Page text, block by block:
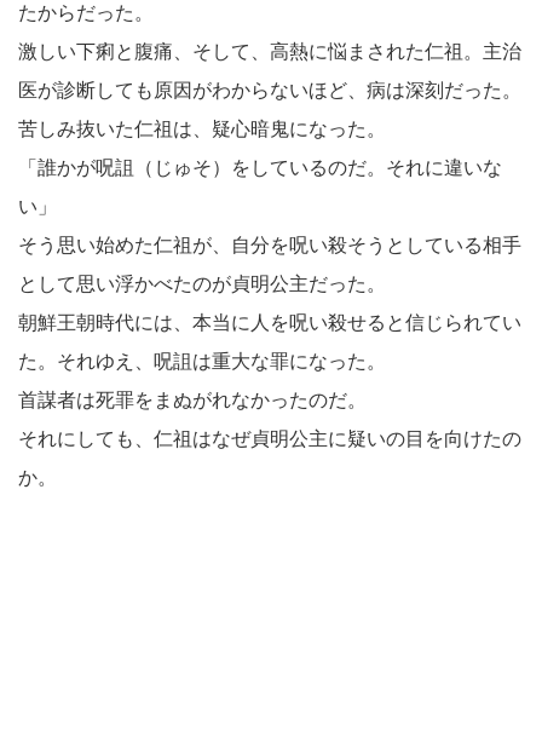
たからだった。
激しい下痢と腹痛、そして、高熱に悩まされた仁祖。主治
医が診断しても原因がわからないほど、病は深刻だった。
苦しみ抜いた仁祖は、疑心暗鬼になった。
「誰かが呪詛（じゅそ）をしているのだ。それに違いな
い」
そう思い始めた仁祖が、自分を呪い殺そうとしている相手
として思い浮かべたのが貞明公主だった。
朝鮮王朝時代には、本当に人を呪い殺せると信じられてい
た。それゆえ、呪詛は重大な罪になった。
首謀者は死罪をまぬがれなかったのだ。
それにしても、仁祖はなぜ貞明公主に疑いの目を向けたの
か。